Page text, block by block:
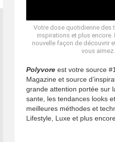
Votre dose quotidienne des
inspirations et plus encore.
nouvelle façon de découvrir
vous aimez.
Polyvore est votre source
Magazine et source
grande attention portée sur
sante, les tendances looks
meilleures méthodes et
Lifestyle, Luxe et plus